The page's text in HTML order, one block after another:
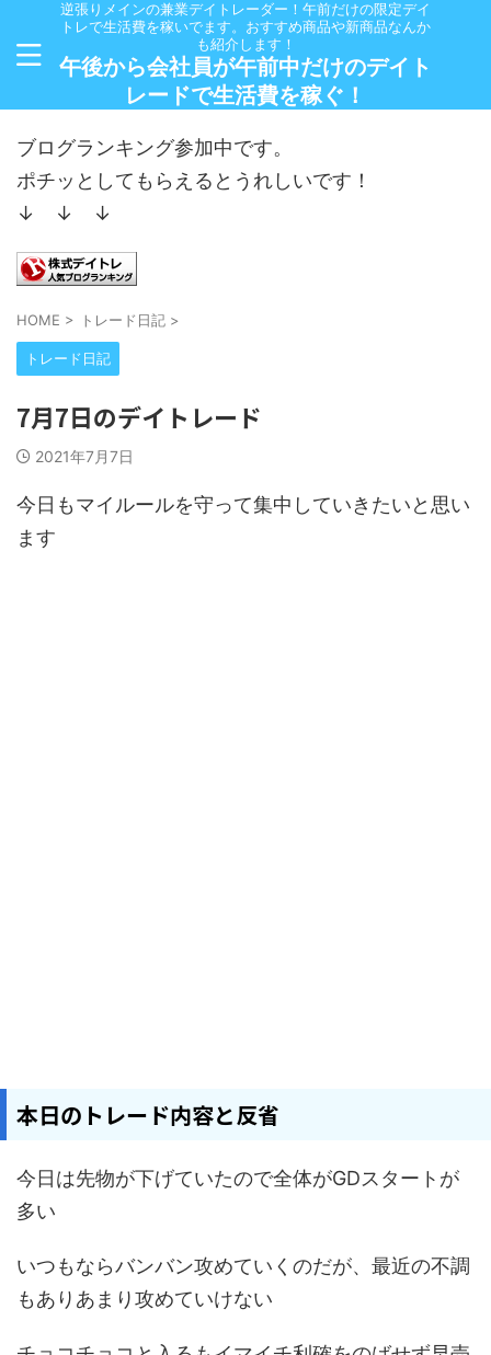
逆張りメインの兼業デイトレーダー！午前だけの限定デイ
トレで生活費を稼いでます。おすすめ商品や新商品なんか
も紹介します！
午後から会社員が午前中だけのデイト
レードで生活費を稼ぐ！
ブログランキング参加中です。
ポチッとしてもらえるとうれしいです！
↓ ↓ ↓
HOME > トレード日記 >
トレード日記
7月7日のデイトレード
2021年7月7日
今日もマイルールを守って集中していきたいと思い
ます
本日のトレード内容と反省
今日は先物が下げていたので全体がGDスタートが
多い
いつもならバンバン攻めていくのだが、最近の不調
もありあまり攻めていけない